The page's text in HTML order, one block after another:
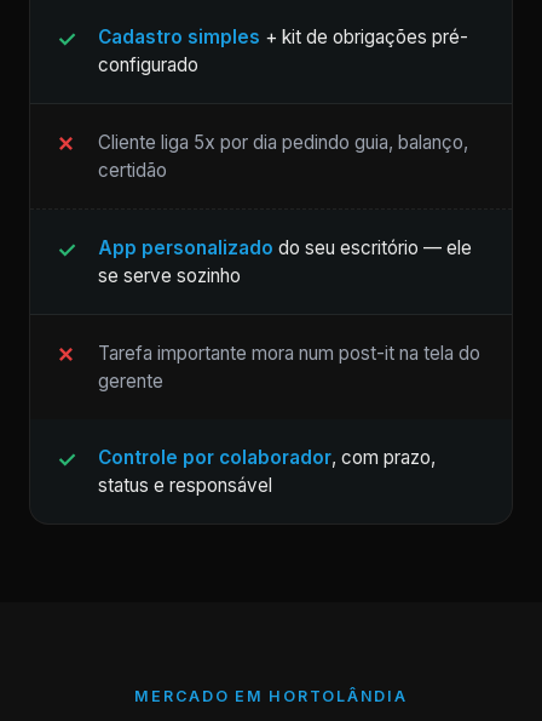
Cadastro simples + kit de obrigações pré-
configurado
Cliente liga 5x por dia pedindo guia, balanço,
certidão
App personalizado do seu escritório — ele
se serve sozinho
Tarefa importante mora num post-it na tela do
gerente
Controle por colaborador, com prazo,
status e responsável
MERCADO EM HORTOLÂNDIA